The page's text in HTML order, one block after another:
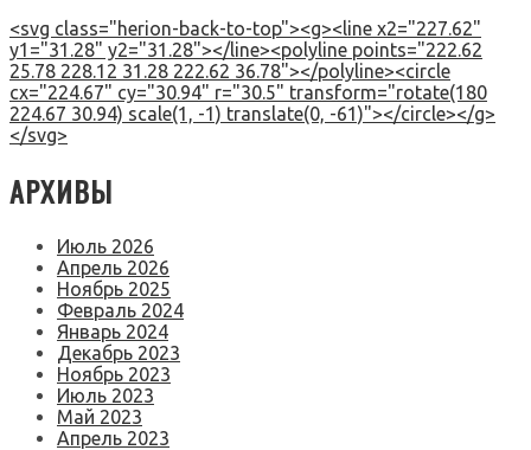
<svg class="herion-back-to-top"><g><line x2="227.62"
y1="31.28" y2="31.28"></line><polyline points="222.62
25.78 228.12 31.28 222.62 36.78"></polyline><circle
cx="224.67" cy="30.94" r="30.5" transform="rotate(180
224.67 30.94) scale(1, -1) translate(0, -61)"></circle></g>
</svg>
АРХИВЫ
Июль 2026
Апрель 2026
Ноябрь 2025
Февраль 2024
Январь 2024
Декабрь 2023
Ноябрь 2023
Июль 2023
Май 2023
Апрель 2023